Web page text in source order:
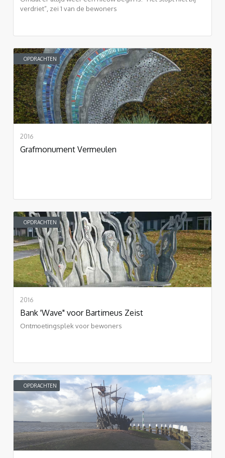
verdriet”, zei 1 van de bewoners
OPDRACHTEN
2016
Grafmonument Vermeulen
OPDRACHTEN
2016
Bank 'Wave" voor Bartimeus Zeist
Ontmoetingsplek voor bewoners
OPDRACHTEN